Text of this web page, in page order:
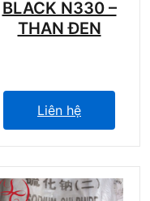
BLACK N330 –
THAN ĐEN
Liên hệ